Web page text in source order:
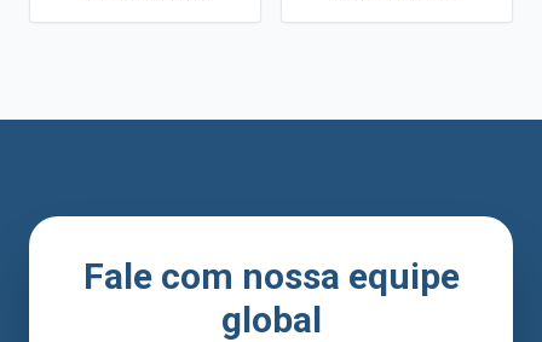
Fale com nossa equipe
global